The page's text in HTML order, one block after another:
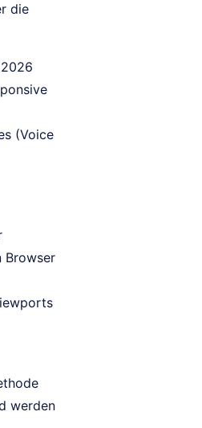
die
(Voice
Browser
werden